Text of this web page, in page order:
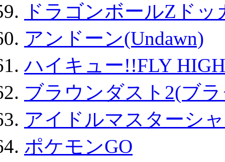
ドラゴンボールZド
アンドーン(Undawn)
ハイキュー!!FLY HIGH
ブラウンダスト2(ブ
アイドルマスターシ
ポケモンGO